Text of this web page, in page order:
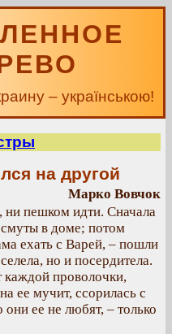
– українською!
на другой
Марко Вовчок
ни пешком идти. Сначала
в доме; потом
ехать с Варей, – пошли
но и посердитела.
каждой проволочки,
ее мучит, ссорилась с
ее не любят, – только